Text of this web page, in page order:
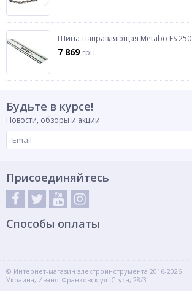
Шина-направляющая Metabo FS 250
7 869 грн.
Будьте в курсе!
Новости, обзоры и акции
Присоединяйтесь
Способы оплаты
© Интернет-магазин электроинструмента 2016-2026
Украина, Ивано-Франковск ул. Стуса, 28/3